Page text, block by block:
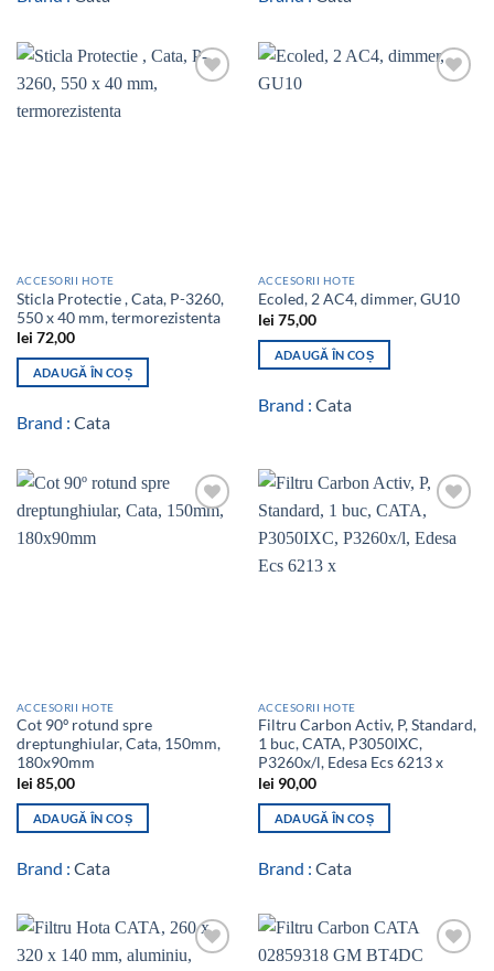
ACCESORII HOTE
Sticla Protectie , Cata, P-3260,
550 x 40 mm, termorezistenta
lei 72,00
ADAUGĂ ÎN COȘ
Brand : Cata
ACCESORII HOTE
Ecoled, 2 AC4, dimmer, GU10
lei 75,00
ADAUGĂ ÎN COȘ
Brand : Cata
ACCESORII HOTE
Cot 90º rotund spre
dreptunghiular, Cata, 150mm,
180x90mm
lei 85,00
ADAUGĂ ÎN COȘ
Brand : Cata
wishlist
ACCESORII HOTE
Filtru Carbon Activ, P, Standard,
1 buc, CATA, P3050IXC,
P3260x/l, Edesa Ecs 6213 x
lei 90,00
ADAUGĂ ÎN COȘ
Brand : Cata